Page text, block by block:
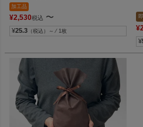
加工品
¥2,530税込 〜
¥25.3 （税込）～ ⁄ 1枚 ¥
¥